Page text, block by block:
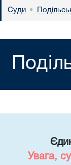
Суди •
Увага,